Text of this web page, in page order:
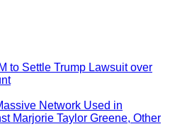
to Settle Trump Lawsuit over
Network Used in
Marjorie Taylor Greene, Other